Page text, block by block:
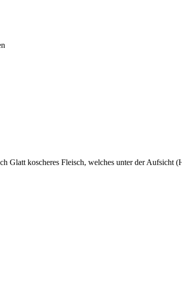
Glatt koscheres Fleisch, welches unter der Aufsicht